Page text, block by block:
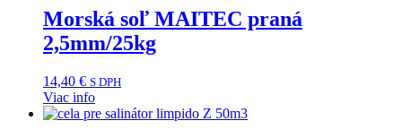
Morská soľ MAITEC praná
2,5mm/25kg
14,40 € S DPH
Viac info